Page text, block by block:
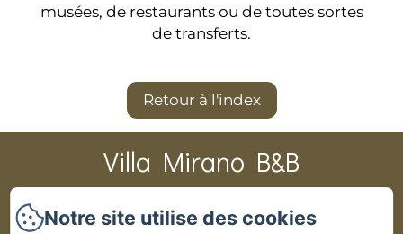
musées, de restaurants ou de toutes sortes
de transferts.
Retour à l'index
Villa Mirano B&B
Notre site utilise des cookies